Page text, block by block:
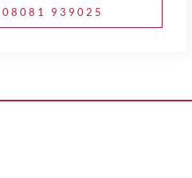
08081 939025